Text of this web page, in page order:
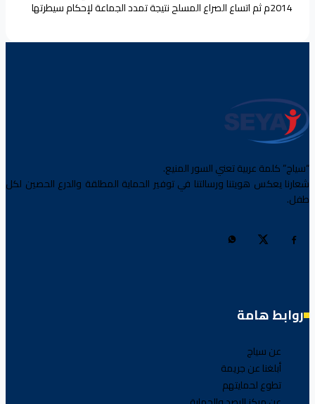
2014م ثم اتساع الصراع المسلح نتيجة تمدد الجماعة لإحكام سيطرتها
عليه من تشكل حركات مقاومة مسلحة للتمدد الحوثي، ثم تدخل
">Continue
</a>
“سياج” كلمة عربية تعني السور المنيع.
شعارنا يعكس هويتنا ورسالتنا في توفير الحماية المطلقة والدرع الحصين لكل
طفل.
روابط هامة
عن سياج
أبلغنا عن جريمة
تطوع لحمايتهم